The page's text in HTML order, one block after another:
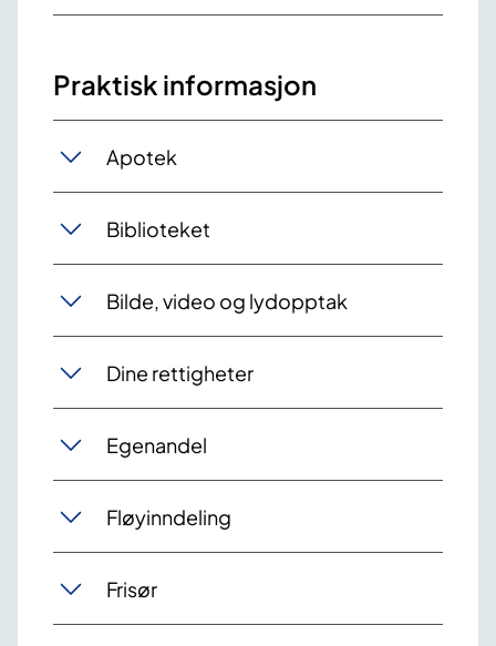
Praktisk informasjon
Apotek
Biblioteket
Bilde, video og lydopptak
Dine rettigheter
Egenandel
Fløyinndeling
Frisør